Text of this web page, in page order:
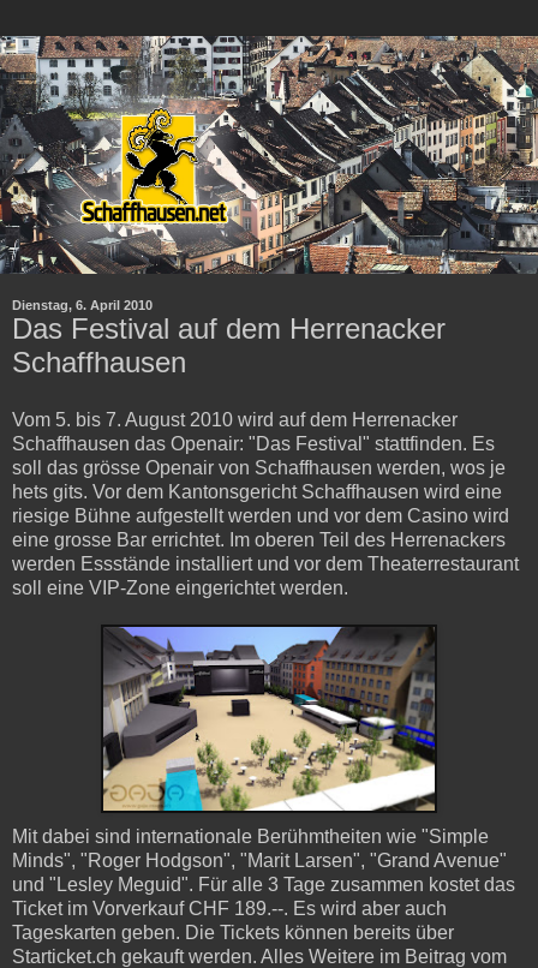
Dienstag, 6. April 2010
Das Festival auf dem Herrenacker
Schaffhausen
Vom 5. bis 7. August 2010 wird auf dem Herrenacker
Schaffhausen das Openair: "Das Festival" stattfinden. Es
soll das grösse Openair von Schaffhausen werden, wos je
hets gits. Vor dem Kantonsgericht Schaffhausen wird eine
riesige Bühne aufgestellt werden und vor dem Casino wird
eine grosse Bar errichtet. Im oberen Teil des Herrenackers
werden Essstände installiert und vor dem Theaterrestaurant
soll eine VIP-Zone eingerichtet werden.
Mit dabei sind internationale Berühmtheiten wie "Simple
Minds", "Roger Hodgson", "Marit Larsen", "Grand Avenue"
und "Lesley Meguid". Für alle 3 Tage zusammen kostet das
Ticket im Vorverkauf CHF 189.--. Es wird aber auch
Tageskarten geben. Die Tickets können bereits über
Starticket.ch gekauft werden. Alles Weitere im Beitrag vom